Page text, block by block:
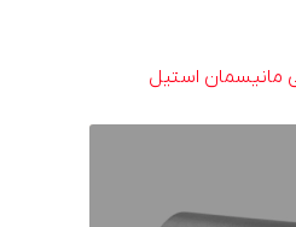
مانیسمان استیل